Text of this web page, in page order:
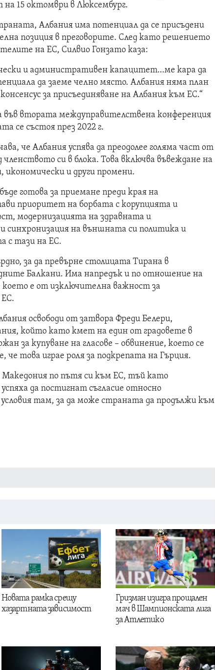
15 октомври в Люксембург.
Албания има потенциал да се присъдени
позиция в преговорите. След като решението
на ЕС, Силвио Гонзато каза:
и административен капацитет…ме кара да
да заеме челно място. Албания няма план
за присъединяване на Албания към ЕС.“
втората междуправителствена конференция
се състоя през 2022 г.
че Албания успява да преодолее голяма част от
си в блока. Това включва въвеждане на
икономически и други промени.
готова за приемане преди края на
приоритет на борбата с корупцията и
модернизацията на здравната и
синхронизация на външната си политика и
с тази на ЕС.
за да превърне столицата Тирана в
Балкани. Има напредък и по отношение на
е от изключителна важност за
освободи от затвора Фреди Белери,
който като кмет на един от градовете в
за купуване на гласове – обвинение, което се
това играе роля за подкрепата на Гърция.
Македония по пътя си към ЕС, тъй като
да постигнат съгласие относно
там, за да може страната да продължи към
Новата рамка срещу
хазартната зависимост
Гризман изигра прощален
мач в Шампионската лига
за Атлетико